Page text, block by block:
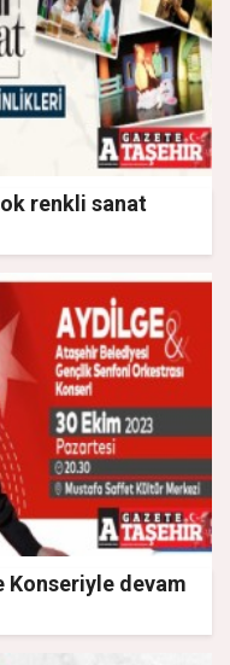
renkli sanat
Konseriyle devam